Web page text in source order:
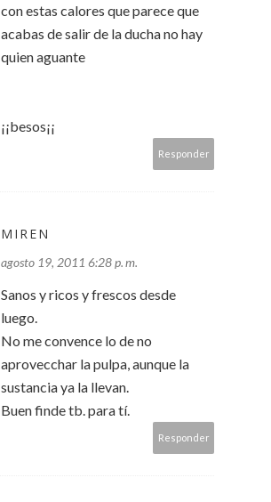
con estas calores que parece que
acabas de salir de la ducha no hay
quien aguante
¡¡besos¡¡
Responder
MIREN
agosto 19, 2011 6:28 p. m.
Sanos y ricos y frescos desde
luego.
No me convence lo de no
aprovecchar la pulpa, aunque la
sustancia ya la llevan.
Buen finde tb. para tí.
Responder